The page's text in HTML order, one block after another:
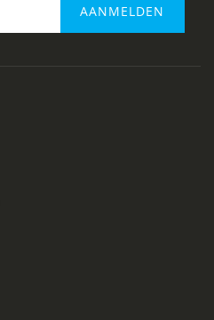
AANMELDEN